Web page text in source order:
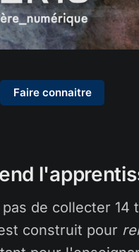
Faire connaitre
de collecter 14
construit pour